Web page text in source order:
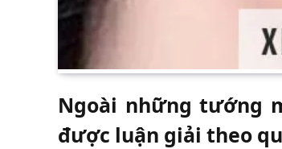
Ngoài những tướng
được luận giải theo